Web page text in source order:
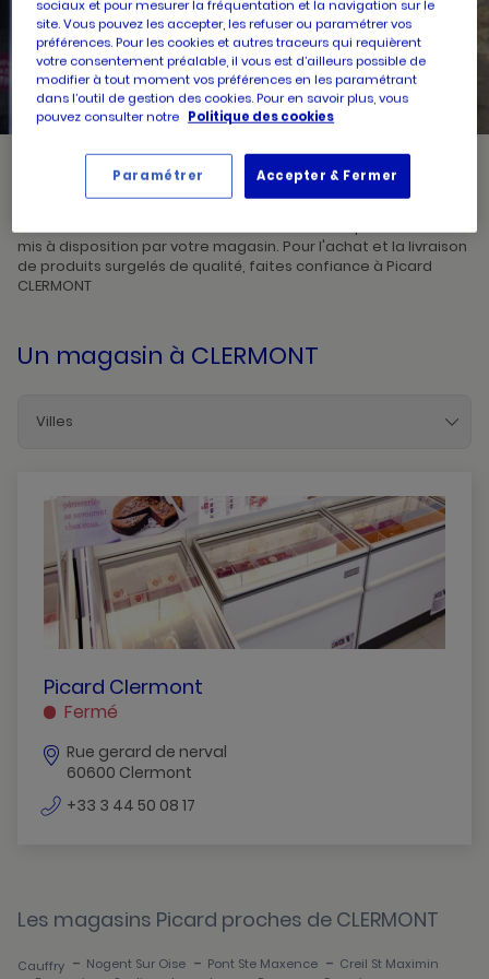
RECHERCHERUN
POINT
DE
VENTE
Picard, créateur de saveurs et commerçant de proximité, vous
connaissances des horaires d'ouverture ainsi que des services
mis à disposition par votre magasin. Pour l'achat et la livraison
de produits surgelés de qualité, faites confiance à Picard
CLERMONT
Un magasin à CLERMONT
Villes
Cauffry
Clermont
Compiegne
Creil-St-Maximin
Crepy-En-Valois
Lagny-Le-Sec
Lamorlaye
Nogent-Sur-Oise
Senlis
PICARD
CLERMONT
Picard Clermont
Fermé
Rue gerard de nerval
60600 Clermont
+33 3 44 50 08 17
Les magasins Picard proches de CLERMONT
Cauffry - Nogent Sur Oise - Pont Ste Maxence - Creil St Maximin
sociaux et pour mesurer la fréquentation et la navigation sur le
site. Vous pouvez les accepter, les refuser ou paramétrer vos
préférences. Pour les cookies et autres traceurs qui requièrent
votre consentement préalable, il vous est d’ailleurs possible de
modifier à tout moment vos préférences en les paramétrant
dans l’outil de gestion des cookies. Pour en savoir plus, vous
pouvez consulter notre Politique des cookies
Accepter & Fermer
Paramétrer